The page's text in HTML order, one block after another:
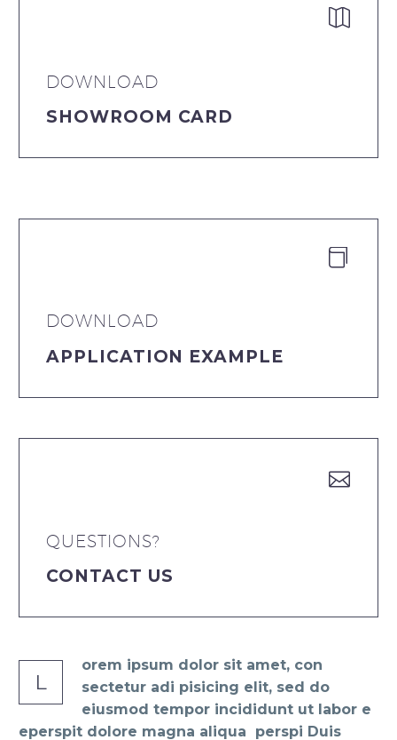


DOWNLOAD
SHOWROOM CARD


DOWNLOAD
APPLICATION EXAMPLE


QUESTIONS?
CONTACT US
L
orem ipsum dolor sit amet, con
sectetur adi pisicing elit, sed do
eiusmod tempor incididunt ut labor e
eperspit dolore magna aliqua perspi Duis